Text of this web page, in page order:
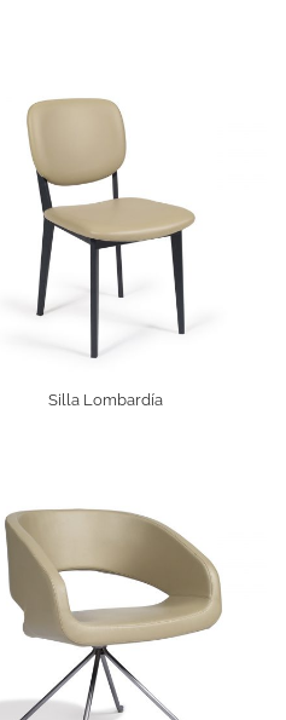
Silla Lombardía